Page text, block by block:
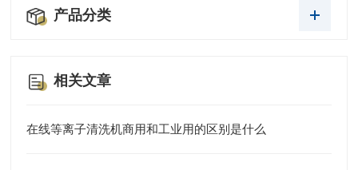
产品分类
相关文章
在线等离子清洗机商用和工业用的区别是什么